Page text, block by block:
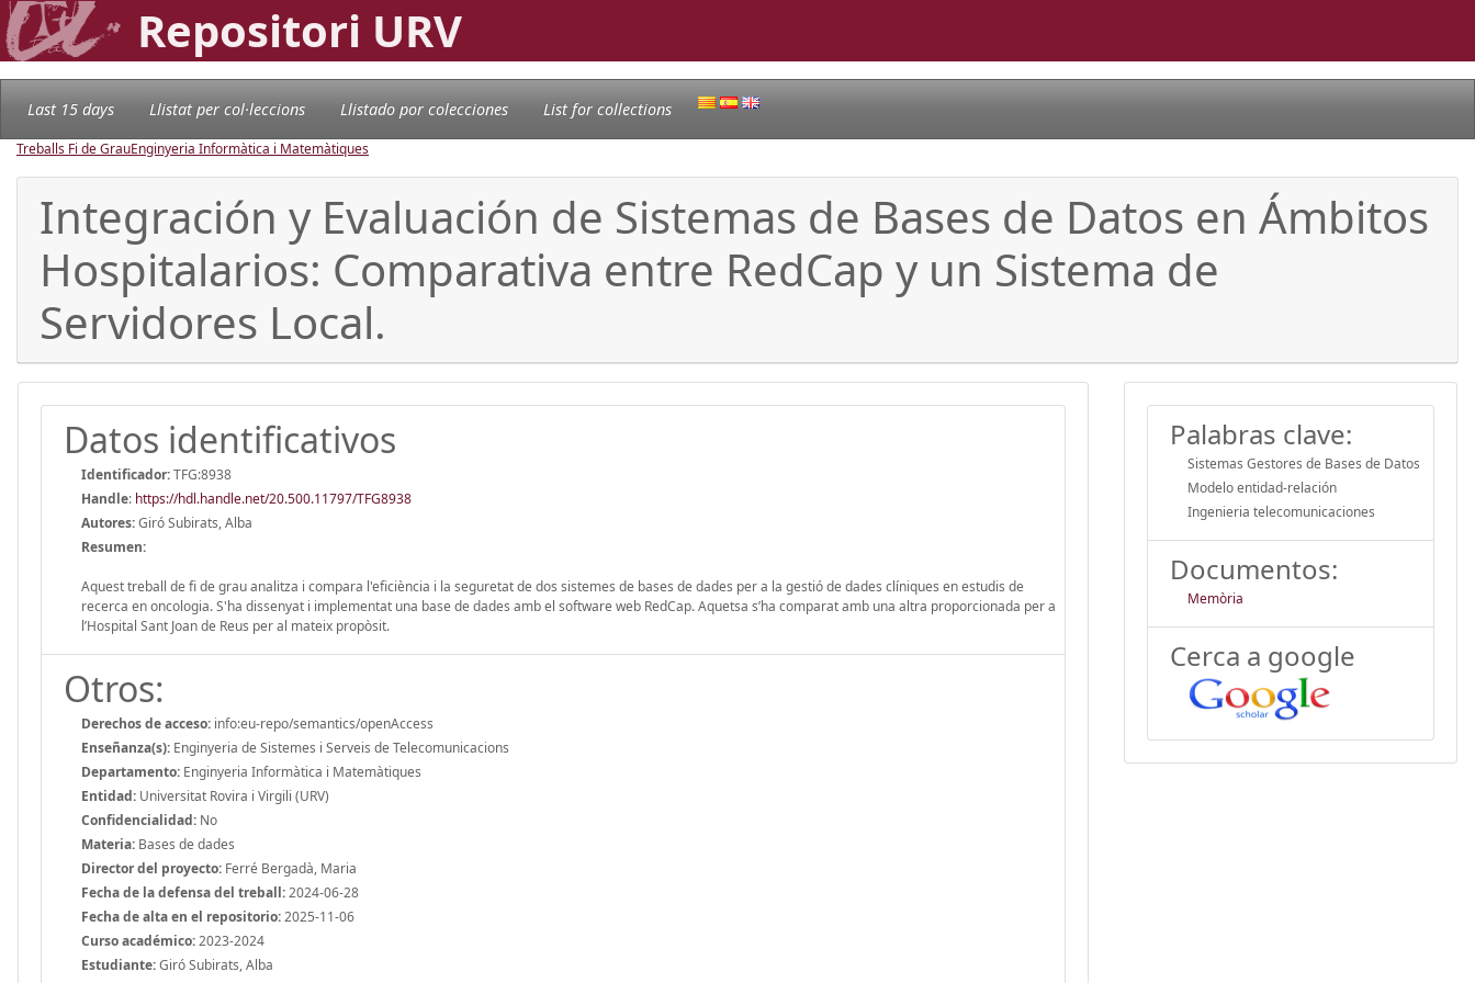
Repositori URV
Last 15 days Llistat per col·leccions Llistado por colecciones List for collections
Treballs Fi de GrauEnginyeria Informàtica i Matemàtiques
Integración y Evaluación de Sistemas de Bases de Datos en Ámbitos
Hospitalarios: Comparativa entre RedCap y un Sistema de
Servidores Local.
Datos identificativos
Identificador:TFG:8938
Handle: https://hdl.handle.net/20.500.11797/TFG8938
Autores:Giró Subirats, Alba
Resumen:
Aquest treball de fi de grau analitza i compara l'eficiència i la seguretat de dos sistemes de bases de dades per a la gestió de dades clíniques en estudis de
recerca en oncologia. S'ha dissenyat i implementat una base de dades amb el software web RedCap. Aquetsa s’ha comparat amb una altra proporcionada per a
l’Hospital Sant Joan de Reus per al mateix propòsit.
Otros:
Derechos de acceso: info:eu-repo/semantics/openAccess
Enseñanza(s): Enginyeria de Sistemes i Serveis de Telecomunicacions
Departamento: Enginyeria Informàtica i Matemàtiques
Entidad: Universitat Rovira i Virgili (URV)
Confidencialidad: No
Materia: Bases de dades
Director del proyecto: Ferré Bergadà, Maria
Fecha de la defensa del treball:2024-06-28
Fecha de alta en el repositorio:2025-11-06
Curso académico:2023-2024
Estudiante:Giró Subirats, Alba
Palabras clave:
Sistemas Gestores de Bases de Datos
Modelo entidad-relación
Ingenieria telecomunicaciones
Documentos:
Memòria
Cerca a google